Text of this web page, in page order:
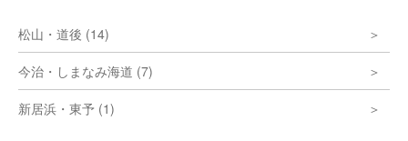
松山・道後 (14)
今治・しまなみ海道 (7)
新居浜・東予 (1)